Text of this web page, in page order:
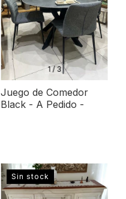
1/3
Juego de Comedor
Black - A Pedido -
Sin stock